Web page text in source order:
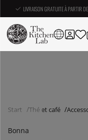
LIVRAISON GRATUITE À PARTIR
Start Thé et café
Bonna